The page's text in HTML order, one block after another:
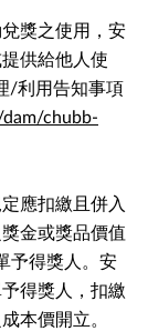
獎之使用，安
供給他人使
/利用告知事項
chubb-
應扣繳且併入
金或獎品價值
予得獎人。安
得獎人，扣繳
本價開立。